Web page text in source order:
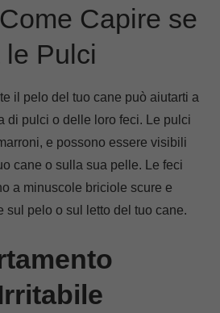
Capire se
Pulci
il pelo del tuo cane può aiutarti a
di pulci o delle loro feci. Le pulci
e possono essere visibili
cane o sulla sua pelle. Le feci
a minuscole briciole scure e
sul pelo o sul letto del tuo cane.